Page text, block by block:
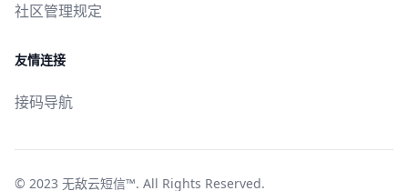
社区管理规定
友情连接
接码导航
© 2023 无敌云短信™. All Rights Reserved.